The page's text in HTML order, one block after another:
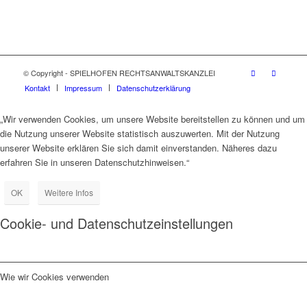
© Copyright - SPIELHOFEN RECHTSANWALTSKANZLEI
Kontakt
Impressum Datenschutzerklärung
„Wir verwenden Cookies, um unsere Website bereitstellen zu können und um
die Nutzung unserer Website statistisch auszuwerten. Mit der Nutzung
unserer Website erklären Sie sich damit einverstanden. Näheres dazu
erfahren Sie in unseren Datenschutzhinweisen.“
OK Weitere Infos
Cookie- und Datenschutzeinstellungen
Wie wir Cookies verwenden